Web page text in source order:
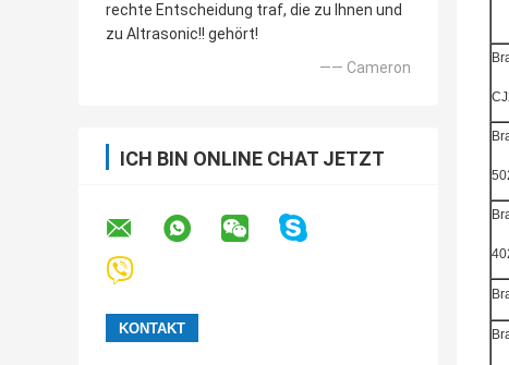
rechte Entscheidung traf, die zu Ihnen und
zu Altrasonic!! gehört!
—— Cameron
ICH BIN ONLINE CHAT JETZT